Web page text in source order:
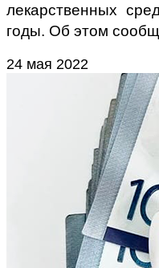
лекарственных
годы. Об этом
24 мая 2022